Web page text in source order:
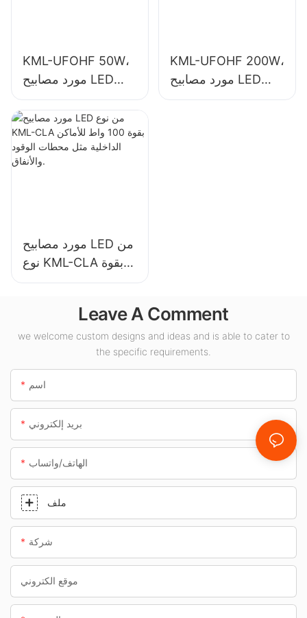
KML-UFOHF 50W،
مورد مصابيح LED
عالية الإضاءة للمصانع
الصناعية والمستودعات
وتطبيقات الإضاءة
الداخلية الأخرى.
KML-UFOHF 200W،
مورد مصابيح LED
عالية الإضاءة للإضاءة
مورد مصابيح LED من
نوع KML-CLA بقوة
100 واط للأماكن
الوقود والأنفاق.
Leave A Comment
we welcome custom designs and ideas and is able to cater to
the specific requirements.
اسم
بريد إلكتروني
الهاتف/واتساب
ملف
شركة
موقع الكتروني